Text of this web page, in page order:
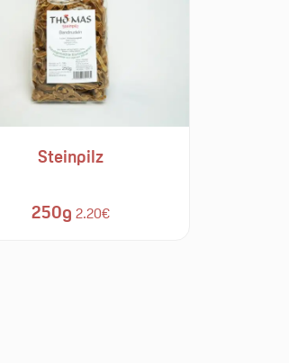
Steinpilz
250g 2.20€